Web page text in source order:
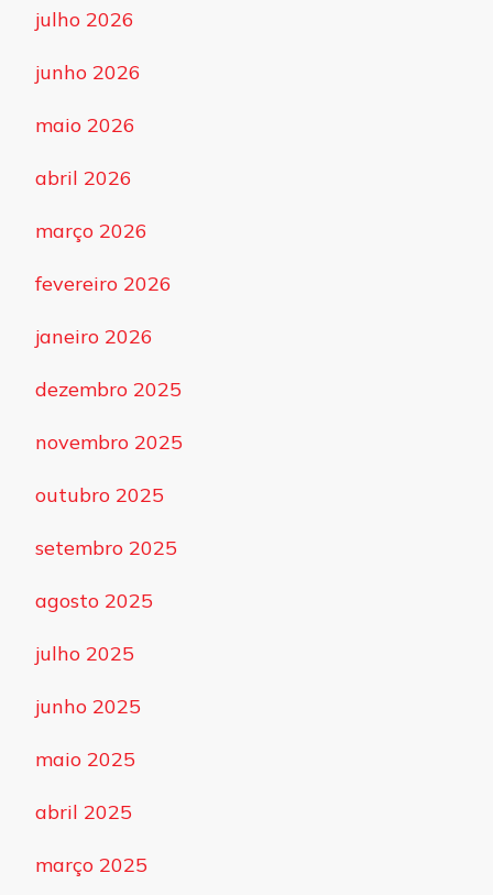
julho 2026
junho 2026
maio 2026
abril 2026
março 2026
fevereiro 2026
janeiro 2026
dezembro 2025
novembro 2025
outubro 2025
setembro 2025
agosto 2025
julho 2025
junho 2025
maio 2025
abril 2025
março 2025